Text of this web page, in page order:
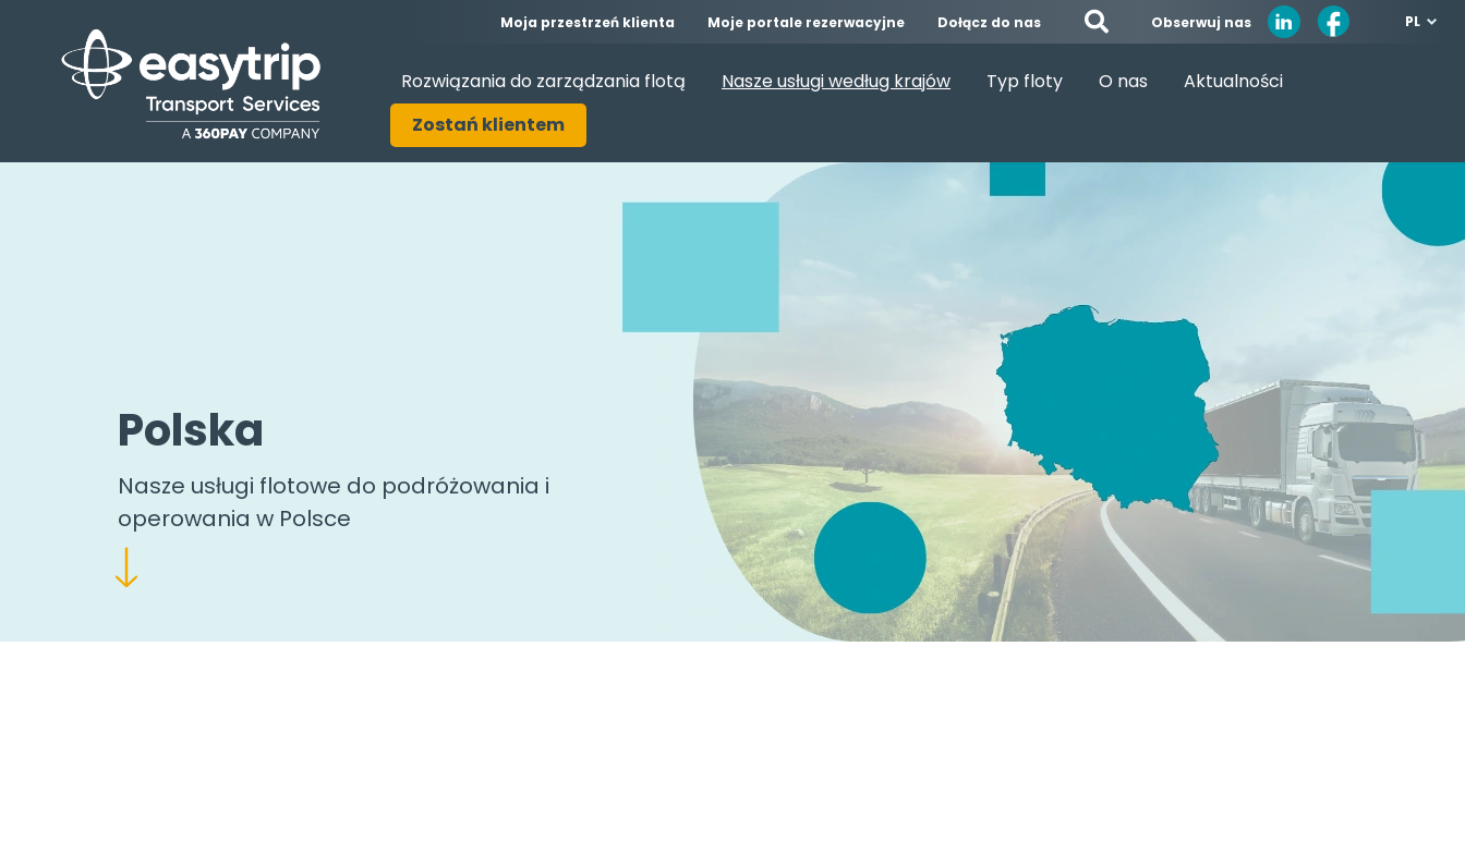
Moja przestrzeń klienta Moje portale rezerwacyjne Dołącz do nas Obserwuj nas PL
Rozwiązania do zarządzania flotą Nasze usługi według krajów Typ floty O nas
Aktualności
Zostań klientem
Polska
Nasze usługi flotowe do podróżowania i
operowania w Polsce